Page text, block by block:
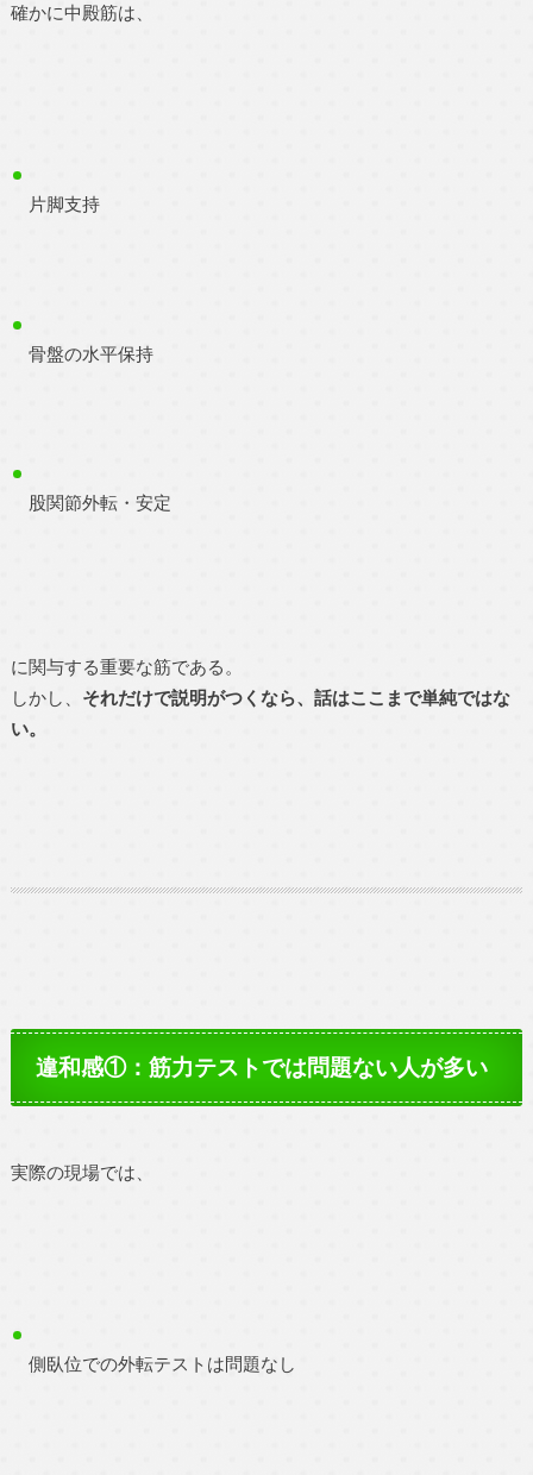
確かに中殿筋は、
片脚支持
骨盤の水平保持
股関節外転・安定
に関与する重要な筋である。
しかし、 それだけで説明がつくなら、話はここまで単純ではな
い。
違和感①：筋力テストでは問題ない人が多い
実際の現場では、
側臥位での外転テストは問題なし